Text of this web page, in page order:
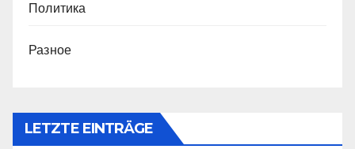
Политика
Разное
LETZTE EINTRÄGE